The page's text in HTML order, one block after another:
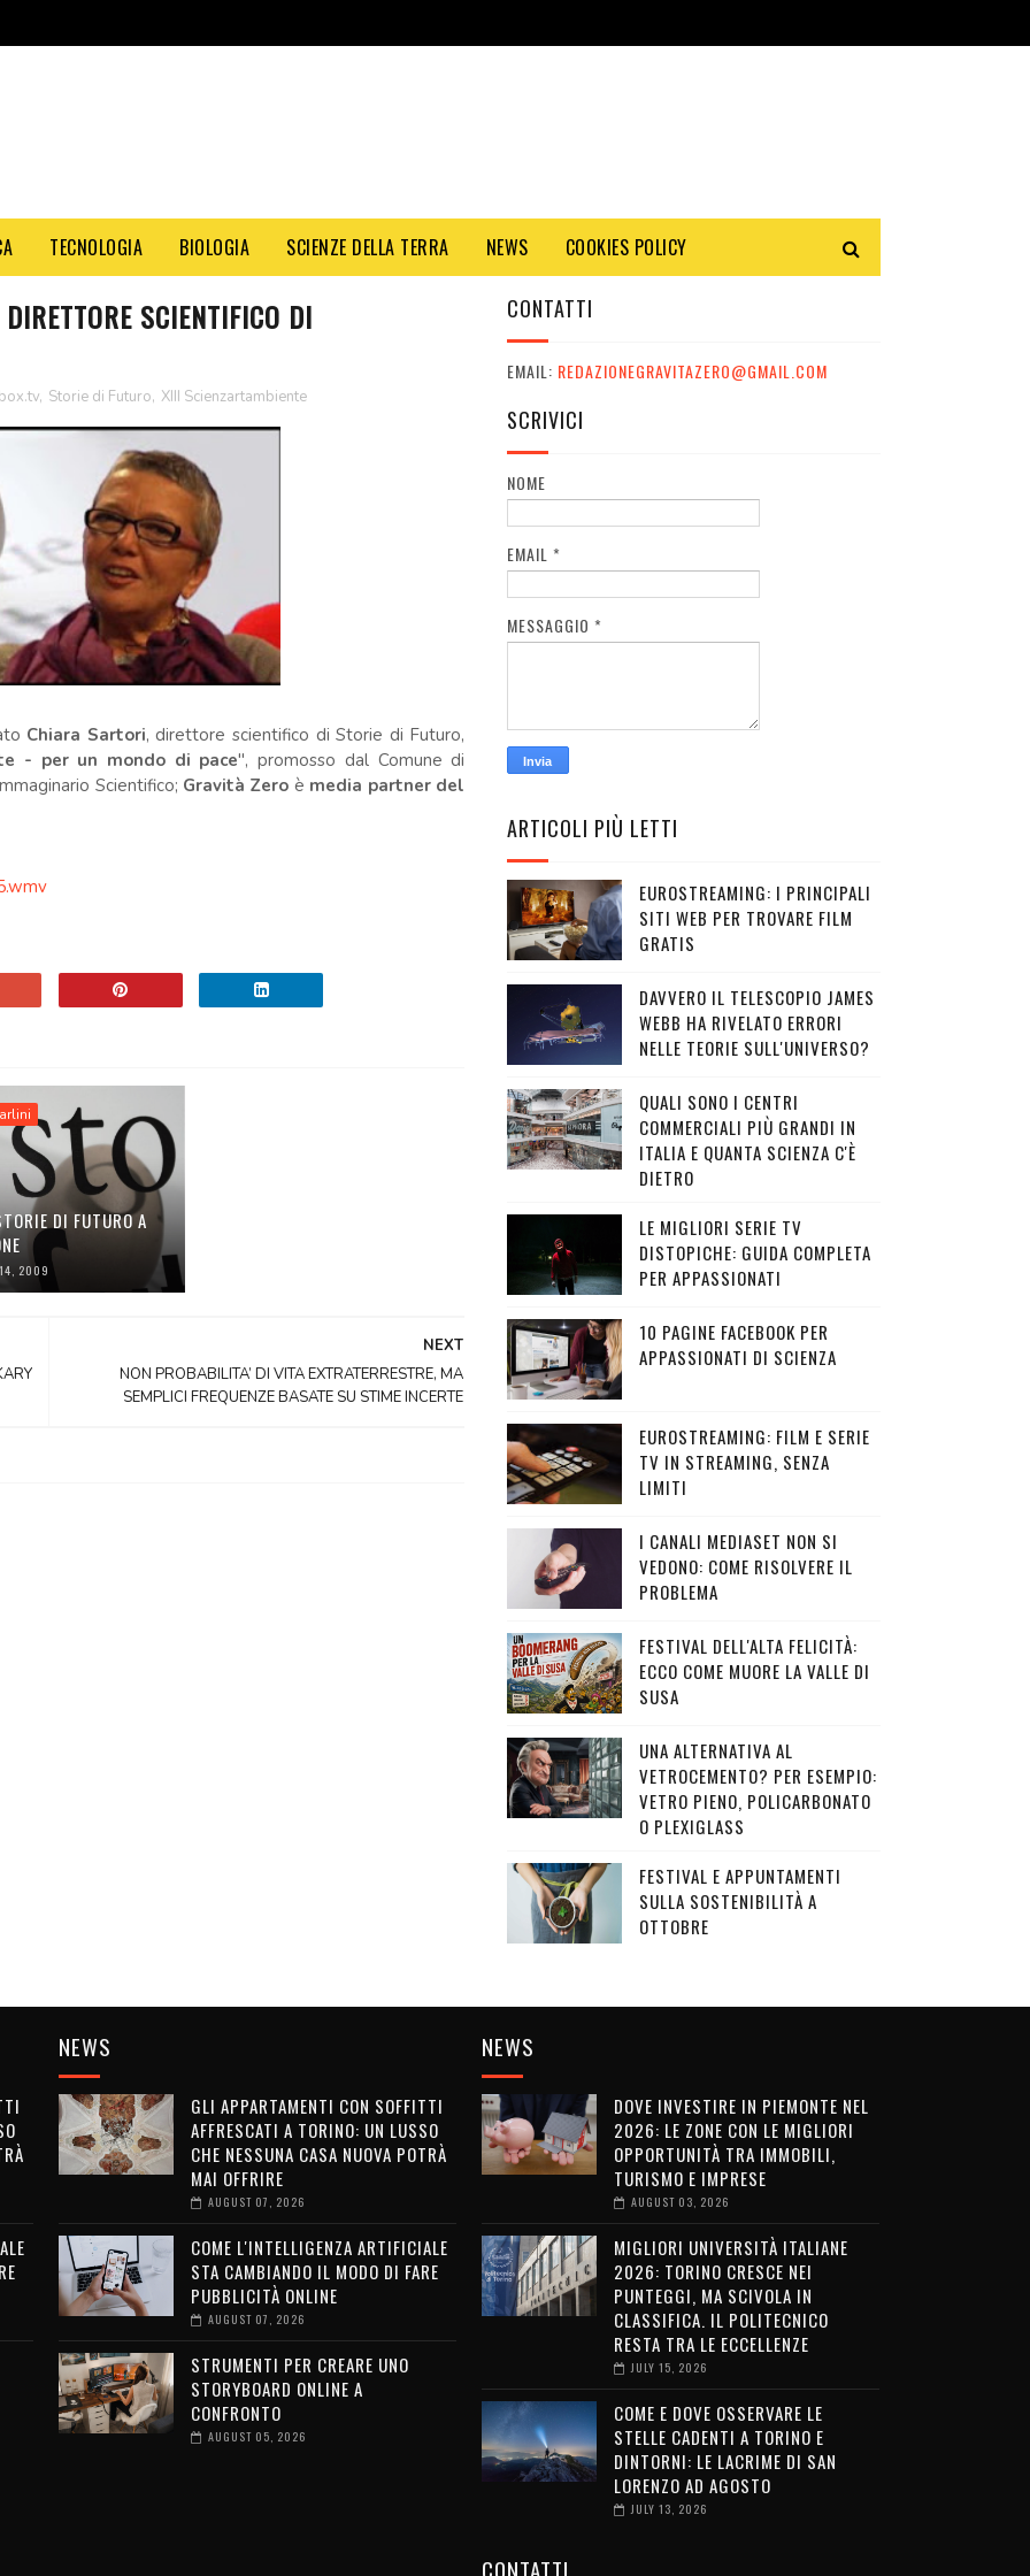
TECNOLOGIA BIOLOGIA SCIENZE DELLA TERRA NEWS COOKIES POLICY
SCIENTIFICO DI
, Storie di Futuro, XIII Scienzartambiente
Chiara Sartori, direttore scientifico di Storie di Futuro,
- per un mondo di pace", promosso dal Comune di
Scientifico; Gravità Zero è media partner del
DI FUTURO A
14, 2009
NEXT
NON PROBABILITA’ DI VITA EXTRATERRESTRE, MA
SEMPLICI FREQUENZE BASATE SU STIME INCERTE
CONTATTI
EMAIL: REDAZIONEGRAVITAZERO@GMAIL.COM
SCRIVICI
NOME
EMAIL *
MESSAGGIO *
ARTICOLI PIÙ LETTI
EUROSTREAMING: I PRINCIPALI
SITI WEB PER TROVARE FILM
GRATIS
DAVVERO IL TELESCOPIO JAMES
WEBB HA RIVELATO ERRORI
NELLE TEORIE SULL'UNIVERSO?
QUALI SONO I CENTRI
COMMERCIALI PIÙ GRANDI IN
ITALIA E QUANTA SCIENZA C'È
DIETRO
LE MIGLIORI SERIE TV
DISTOPICHE: GUIDA COMPLETA
PER APPASSIONATI
10 PAGINE FACEBOOK PER
APPASSIONATI DI SCIENZA
EUROSTREAMING: FILM E SERIE
TV IN STREAMING, SENZA
LIMITI
I CANALI MEDIASET NON SI
VEDONO: COME RISOLVERE IL
PROBLEMA
FESTIVAL DELL'ALTA FELICITÀ:
ECCO COME MUORE LA VALLE DI
SUSA
UNA ALTERNATIVA AL
VETROCEMENTO? PER ESEMPIO:
VETRO PIENO, POLICARBONATO
O PLEXIGLASS
FESTIVAL E APPUNTAMENTI
SULLA SOSTENIBILITÀ A
OTTOBRE
NEWS
GLI APPARTAMENTI CON SOFFITTI
AFFRESCATI A TORINO: UN LUSSO
CHE NESSUNA CASA NUOVA POTRÀ
MAI OFFRIRE
AUGUST 07, 2026
COME L'INTELLIGENZA ARTIFICIALE
STA CAMBIANDO IL MODO DI FARE
PUBBLICITÀ ONLINE
AUGUST 07, 2026
STRUMENTI PER CREARE UNO
STORYBOARD ONLINE A
CONFRONTO
AUGUST 05, 2026
NEWS
DOVE INVESTIRE IN PIEMONTE NEL
2026: LE ZONE CON LE MIGLIORI
OPPORTUNITÀ TRA IMMOBILI,
TURISMO E IMPRESE
AUGUST 03, 2026
MIGLIORI UNIVERSITÀ ITALIANE
2026: TORINO CRESCE NEI
PUNTEGGI, MA SCIVOLA IN
CLASSIFICA. IL POLITECNICO
RESTA TRA LE ECCELLENZE
JULY 15, 2026
COME E DOVE OSSERVARE LE
STELLE CADENTI A TORINO E
DINTORNI: LE LACRIME DI SAN
LORENZO AD AGOSTO
JULY 13, 2026
CONTATTI